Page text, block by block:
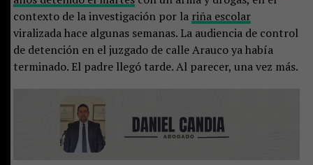
contexto de la investigación por la riña escolar
viralizada hace algunas semanas. La audiencia de control
de detención en el juzgado de calle Arauco ya había
terminado. El padre llegó tarde. Al parecer, una vez más.